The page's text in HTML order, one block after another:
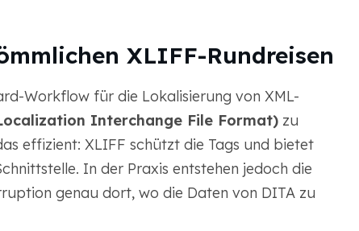
XLIFF-Rundreisen
Workflow für die Lokalisierung von XML-
Interchange File Format)zu
effizient: XLIFF schützt die Tags und bietet
In der Praxis entstehen jedoch die
genau dort, wo die Daten von DITA zu